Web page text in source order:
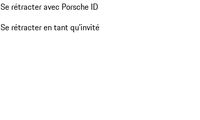
Se rétracter avec Porsche ID
Se rétracter en tant qu’invité